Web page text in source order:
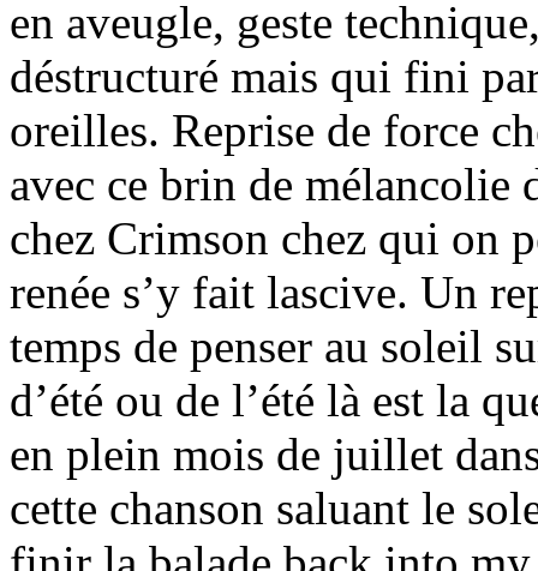
en aveugle, geste
déstructuré mais qui fini
oreilles. Reprise de force
avec ce brin de mélancolie
chez Crimson chez qui on
renée s’y fait lascive. Un
temps de penser au soleil
d’été ou de l’été là est la
en plein mois de juillet
cette chanson saluant le